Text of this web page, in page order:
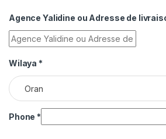
Agence Yalidine ou Adresse de
Wilaya *
Oran
Phone *